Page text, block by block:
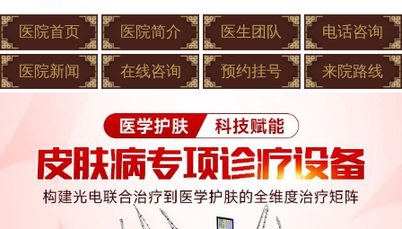
医院首页 医院简介 医生团队 电话咨询
医院新闻 在线咨询 预约挂号 来院路线